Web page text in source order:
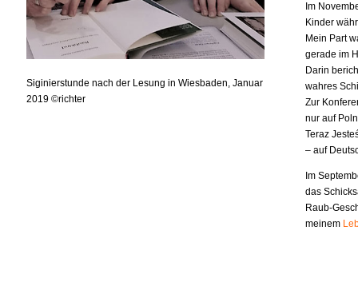
Siginierstunde nach der Lesung in Wiesbaden, Januar
2019 ©richter
Im
Kinder
Mein Part
gerade im
Darin
wahres
Zur
nur auf
Teraz
– auf
Im
das
Raub-
meinem